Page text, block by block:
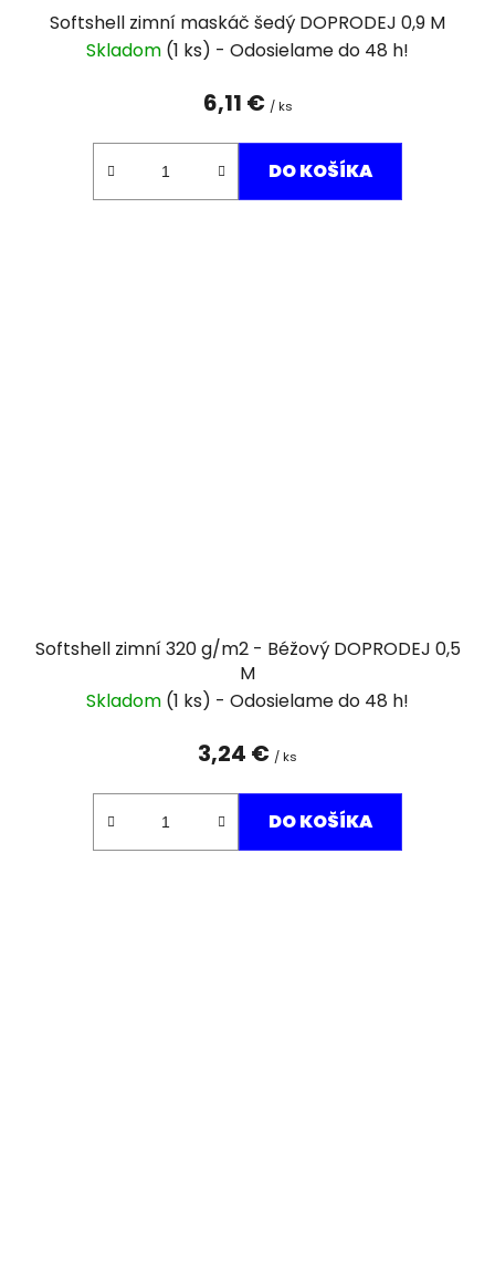
Softshell zimní maskáč šedý DOPRODEJ 0,9 M
Skladom (1 ks)
6,11 € / ks
DO KOŠÍKA
Softshell zimní 320 g/m2 - Béžový DOPRODEJ 0,5
M
Skladom (1 ks)
3,24 € / ks
DO KOŠÍKA